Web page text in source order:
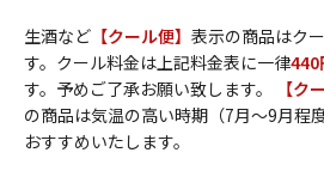
生酒など 【クール便】 表示の商品はク
す。クール料金は上記料金表に一律440
す。予めご了承お願い致します。
【ク
の商品は気温の高い時期（7月～9月程
おすすめいたします。